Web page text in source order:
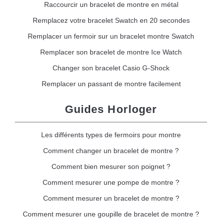
Raccourcir un bracelet de montre en métal
Remplacez votre bracelet Swatch en 20 secondes
Remplacer un fermoir sur un bracelet montre Swatch
Remplacer son bracelet de montre Ice Watch
Changer son bracelet Casio G-Shock
Remplacer un passant de montre facilement
Guides Horloger
Les différents types de fermoirs pour montre
Comment changer un bracelet de montre ?
Comment bien mesurer son poignet ?
Comment mesurer une pompe de montre ?
Comment mesurer un bracelet de montre ?
Comment mesurer une goupille de bracelet de montre ?